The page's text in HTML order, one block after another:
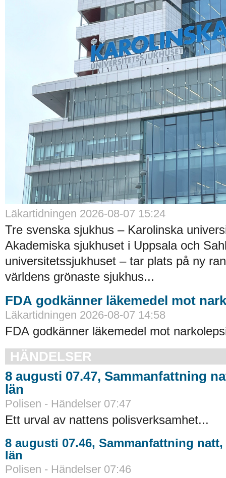
Läkartidningen 2026-08-07 15:24
Tre svenska sjukhus – Karolinska
Akademiska sjukhuset i Uppsala och
universitetssjukhuset – tar plats på ny
världens grönaste sjukhus...
FDA godkänner läkemedel mot
Läkartidningen 2026-08-07 14:58
FDA godkänner läkemedel mot
HÄNDELSER
8 augusti 07.47, Sammanfattning
län
Polisen - Händelser 07:47
Ett urval av nattens polisverksamhet...
8 augusti 07.46, Sammanfattning
län
Polisen - Händelser 07:46